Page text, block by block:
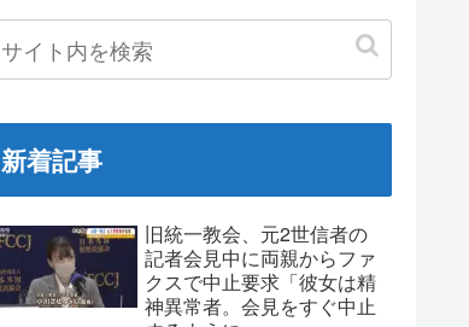
新着記事
旧統一教会、元2世信者の
記者会見中に両親からファ
クスで中止要求「彼女は精
神異常者。会見をすぐ中止